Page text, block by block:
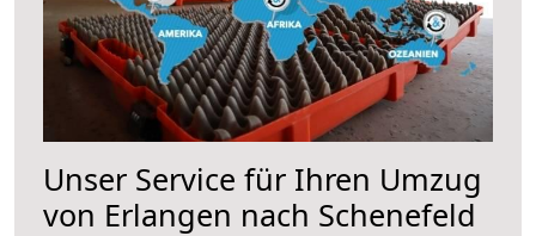
Unser Service für Ihren Umzug
von Erlangen nach Schenefeld